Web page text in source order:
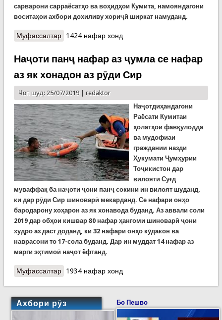
сарварони сарраёсатҳо ва воҳидҳои Кумита, намояндагони
воситаҳои ахбори дохиливу хориҷӣ ширкат намуданд.
Муфассалтаро Нишасти матбуотии Кумитаи ҳолатҳои
1424 нафар хонд
Наҷоти панҷ нафар аз ҷумла се нафар
аз як хонадон аз рӯди Сир
Чоп шуд: 25/07/2019 | redaktor
Наҷотдиҳандагони
Раёсати Кумитаи
ҳолатҳои фавқулодда
ва мудофиаи
граждании назди
Ҳукумати Ҷумҳурии
Тоҷикистон дар
вилояти Суғд
муваффақ ба наҷоти ҷони панҷ сокини ин вилоят шуданд,
ки дар рӯди Сир шиноварӣ мекарданд. Се нафари онҳо
бародарону хоҳарон аз як хонавода буданд. Аз аввали соли
2019 дар обҳои кишвар 80 нафар ҳангоми шиноварӣ ҷони
худро аз даст доданд, ки 32 нафари онҳо кӯдакон ва
наврасони то 17-сола буданд. Дар ин муддат 14 нафар аз
марги эҳтимоӣ наҷот ёфтанд.
Муфассалтаро Наҷоти панҷ нафар аз ҷумла се нафар аз як
1934 нафар хонд
Ахбори рӯз Бо Пешво